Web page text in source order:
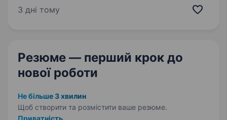
на продукції Apple; любиш спілкуватися
3 дні тому
Резюме — перший крок до
нової роботи
Не більше 3 хвилин
Щоб створити та розмістити ваше резюме.
Приватність